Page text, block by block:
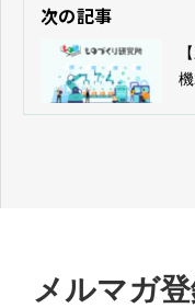
次の記事
メルマガ